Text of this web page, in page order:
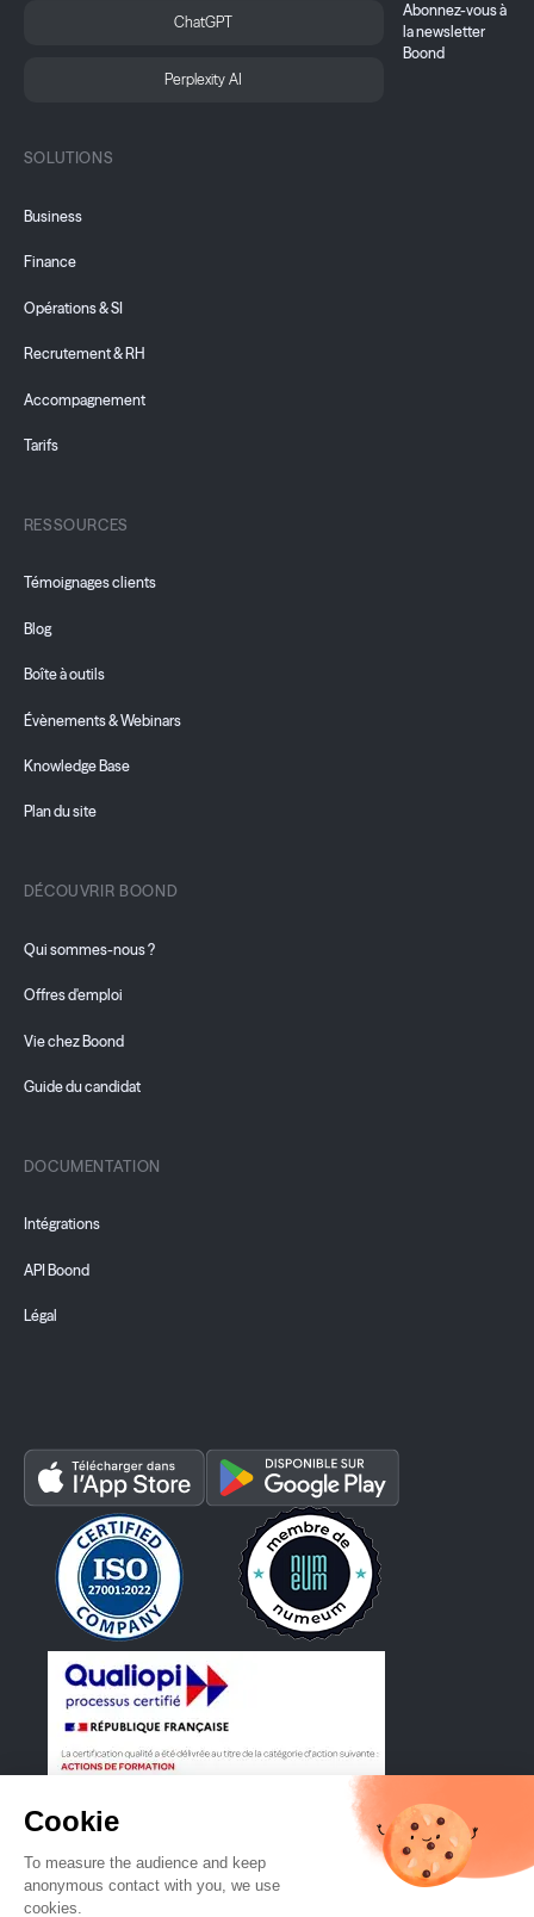
ChatGPT
Perplexity AI
SOLUTIONS
Business
Finance
Opérations & SI
Recrutement & RH
Accompagnement
Tarifs
RESSOURCES
Témoignages clients
Blog
Boîte à outils
Évènements & Webinars
Knowledge Base
Plan du site
DÉCOUVRIR BOOND
Qui sommes-nous ?
Offres d'emploi
Vie chez Boond
Guide du candidat
DOCUMENTATION
Intégrations
API Boond
Légal
Abonnez-vous à
la newsletter
Boond
4.7 sur Capterra